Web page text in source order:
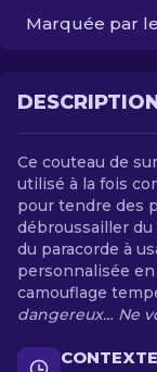
Marquée par
Ce couteau de
utilisé à la fois
pour tendre des
débroussailler
du paracorde à
personnalisée
camouflage
dangereux… Ne
CONTEXTE